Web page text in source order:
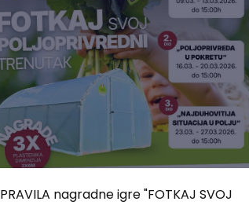
PRAVILA nagradne igre "FOTKAJ SVOJ